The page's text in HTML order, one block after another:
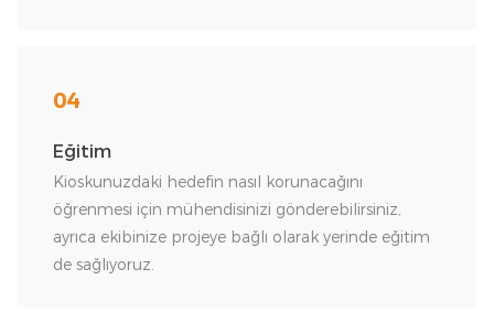
04
Eğitim
Kioskunuzdaki hedefin nasıl korunacağını
öğrenmesi için mühendisinizi gönderebilirsiniz,
ayrıca ekibinize projeye bağlı olarak yerinde eğitim
de sağlıyoruz.